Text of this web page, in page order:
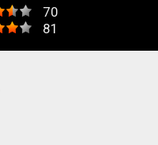
70
81